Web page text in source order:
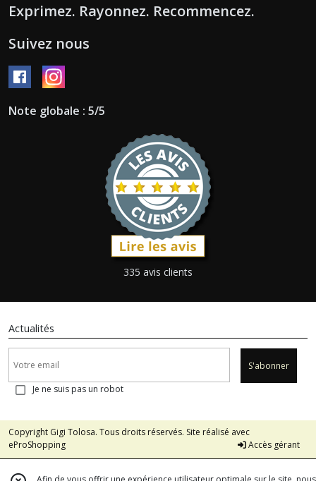
Exprimez. Rayonnez. Recommencez.
Suivez nous
Note globale : 5/5
335 avis clients
Actualités
S'abonner
Je ne suis pas un robot
Copyright Gigi Tolosa. Tous droits réservés. Site réalisé avec
eProShopping
Accès gérant